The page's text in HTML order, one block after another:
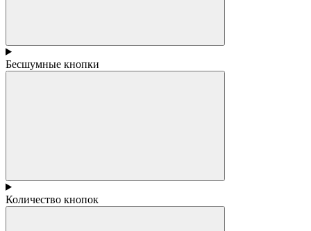
Бесшумные кнопки
Количество кнопок